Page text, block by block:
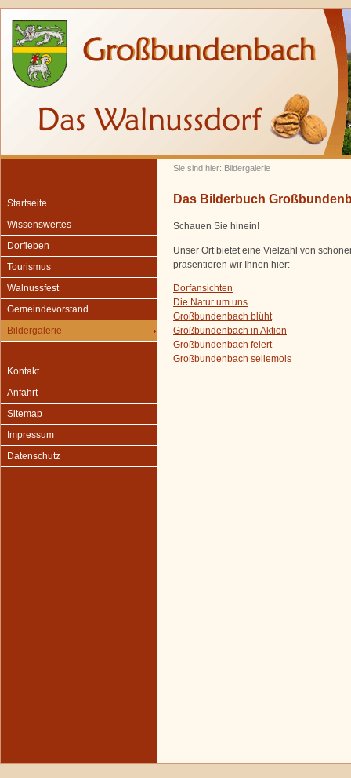
Sie sind hier: Bildergalerie
Startseite
Wissenswertes
Dorfleben
Tourismus
Walnussfest
Gemeindevorstand
Bildergalerie
Kontakt
Anfahrt
Sitemap
Impressum
Datenschutz
Das Bilderbuch
Schauen Sie hinein!
Unser Ort bietet eine Vielzahl von
präsentieren wir Ihnen hier:
Dorfansichten
Die Natur um uns
Großbundenbach blüht
Großbundenbach in Aktion
Großbundenbach feiert
Großbundenbach sellemols